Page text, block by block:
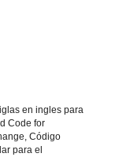
en ingles para
Code for
Código
para el